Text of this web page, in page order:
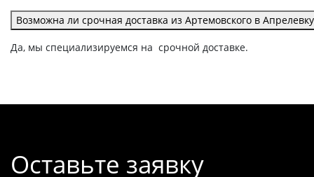
Возможна ли срочная доставка из Артемовского в
Да, мы специализируемся на срочной доставке.
Оставьте заявку